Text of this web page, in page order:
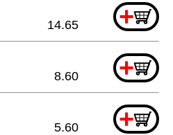
+
14.65
+
8.60
+
5.60